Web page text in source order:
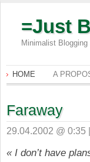
=Just
Minimalist
HOME A
Faraway
29.04.2002 @ 0:35
« I don’t have